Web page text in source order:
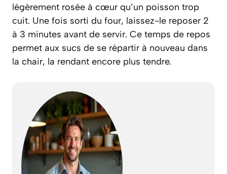
légèrement rosée à cœur qu’un poisson trop
cuit. Une fois sorti du four, laissez-le reposer 2
à 3 minutes avant de servir. Ce temps de repos
permet aux sucs de se répartir à nouveau dans
la chair, la rendant encore plus tendre.